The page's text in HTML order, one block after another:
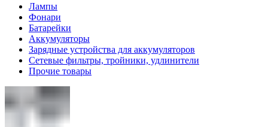
Лампы
Фонари
Батарейки
Аккумуляторы
Зарядные устройства для аккумуляторов
Сетевые фильтры, тройники, удлинители
Прочие товары